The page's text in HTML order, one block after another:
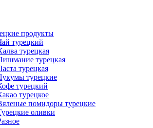
продукты
турецкий
турецкая
турецкая
турецкая
турецкие
турецкий
турецкое
помидоры турецкие
оливки